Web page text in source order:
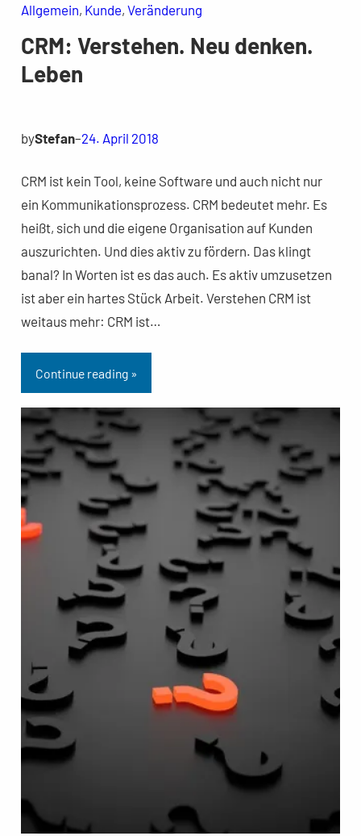
Allgemein, Kunde, Veränderung
CRM: Verstehen. Neu denken.
Leben
byStefan–24. April 2018
CRM ist kein Tool, keine Software und auch nicht nur
ein Kommunikationsprozess. CRM bedeutet mehr. Es
heißt, sich und die eigene Organisation auf Kunden
auszurichten. Und dies aktiv zu fördern. Das klingt
banal? In Worten ist es das auch. Es aktiv umzusetzen
ist aber ein hartes Stück Arbeit. Verstehen CRM ist
weitaus mehr: CRM ist…
Continue reading »